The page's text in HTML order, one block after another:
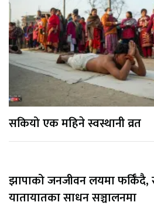
सकियो एक महिने स्वस्थानी व्रत
झापाको जनजीवन लयमा फर्किँदै,
यातायातका साधन सञ्चालनमा